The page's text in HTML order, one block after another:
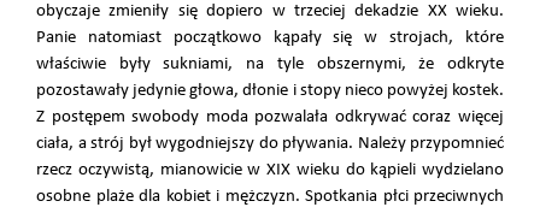
obyczaje zmieniły się dopiero w trzeciej dekadzie XX wieku.
Panie natomiast początkowo kąpały się w strojach, które
właściwie były sukniami, na tyle obszernymi, że odkryte
pozostawały jedynie głowa, dłonie i stopy nieco powyżej kostek.
Z postępem swobody moda pozwalała odkrywać coraz więcej
ciała, a strój był wygodniejszy do pływania. Należy przypomnieć
rzecz oczywistą, mianowicie w XIX wieku do kąpieli wydzielano
osobne plaże dla kobiet i mężczyzn. Spotkania płci przeciwnych